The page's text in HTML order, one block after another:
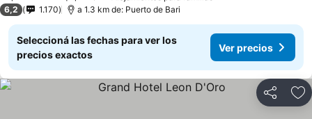
6,2 1.170 a 1.3 km de: Puerto de Bari
Seleccioná las fechas para ver los
precios exactos
Ver precios
Compartir